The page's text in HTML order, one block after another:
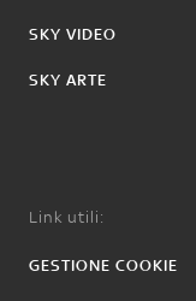
SKY VIDEO
SKY ARTE
Link utili:
GESTIONE COOKIE